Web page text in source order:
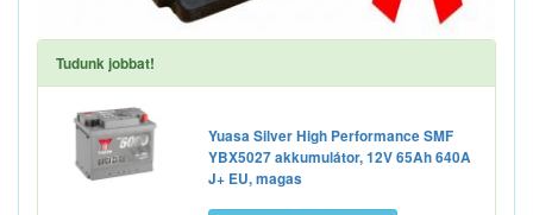
Tudunk jobbat!
Yuasa Silver High Performance SMF
YBX5027 akkumulátor, 12V 65Ah 640A
J+ EU, magas